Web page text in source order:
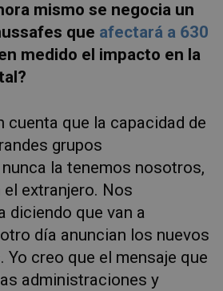
mismo se negocia un
que afectará a 630
medido el impacto en la
cuenta que la capacidad de
grupos
la tenemos nosotros,
extranjero. Nos
diciendo que van a
día anuncian los nuevos
creo que el mensaje que
administraciones y